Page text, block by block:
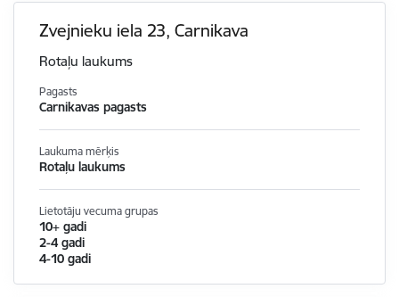
Zvejnieku iela 23, Carnikava
Rotaļu laukums
Pagasts
Carnikavas pagasts
Laukuma mērķis
Rotaļu laukums
Lietotāju vecuma grupas
10+ gadi
2-4 gadi
4-10 gadi